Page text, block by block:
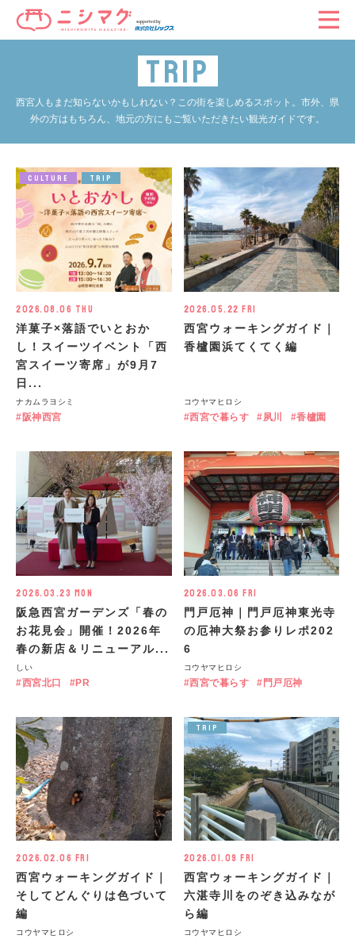
TRIP
西宮人もまだ知らないかもしれない？この街を楽しめるスポット。 市外、県
外の方はもちろん、地元の方にもご覧いただきたい観光ガイドです。
CULTURE TRIP
2026.08.06 Thu
洋菓子×落語でいとおか
し！スイーツイベント「西
宮スイーツ寄席」が9月7
日...
ナカムラヨシミ
阪神西宮
2026.05.22 Fri
西宮ウォーキングガイド｜
香櫨園浜てくてく編
コウヤマヒロシ
西宮で暮らす 夙川 香櫨園
2026.03.23 Mon
阪急西宮ガーデンズ「春の
お花見会」開催！2026年
春の新店＆リニューアル...
しい
西宮北口 PR
2026.03.06 Fri
門戸厄神｜門戸厄神東光寺
の厄神大祭お参りレポ202
6
コウヤマヒロシ
西宮で暮らす 門戸厄神
2026.02.06 Fri
西宮ウォーキングガイド｜
そしてどんぐりは色づいて
編
コウヤマヒロシ
TRIP
2026.01.09 Fri
西宮ウォーキングガイド｜
六湛寺川をのぞき込みなが
ら編
コウヤマヒロシ